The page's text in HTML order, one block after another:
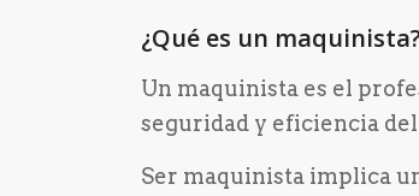
¿Qué es un
Un maquinista es el
seguridad y eficiencia
Ser maquinista implica